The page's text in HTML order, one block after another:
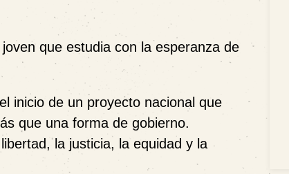
que estudia con la esperanza de
inicio de un proyecto nacional que
que una forma de gobierno.
la justicia, la equidad y la